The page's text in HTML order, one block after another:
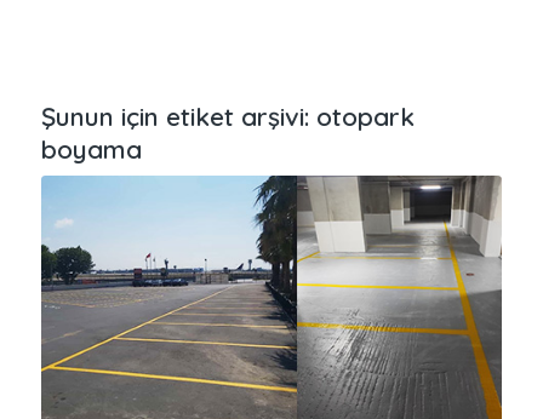
Şunun için etiket arşivi: otopark
boyama